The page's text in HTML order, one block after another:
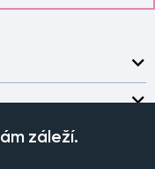
záleží.